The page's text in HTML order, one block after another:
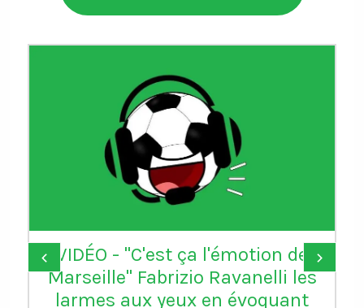
VIDÉO - "C'est ça l'émotion de
Marseille" Fabrizio Ravanelli les
larmes aux yeux en évoquant
‹ ›